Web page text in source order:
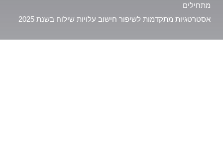
מתחילים
אסטרטגיות מתקדמות לשיפור חישוב עלויות שילוח בשנת 2025